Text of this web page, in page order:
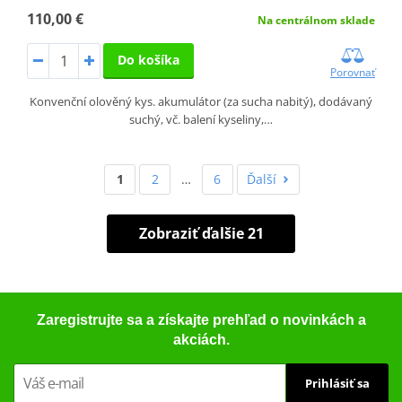
110,00 € Na centrálnom sklade
Do košíka
Porovnať
Konvenční olověný kys. akumulátor (za sucha nabitý), dodávaný
suchý, vč. balení kyseliny,…
1 2 … 6 Ďalší
Zobraziť ďalšie 21
Zaregistrujte sa a získajte prehľad o novinkách a
akciách.
Prihlásiť sa